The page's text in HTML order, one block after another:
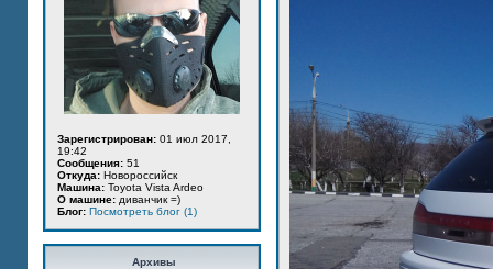
Зарегистрирован: 01 июл 2017,
19:42
Сообщения: 51
Откуда: Новороссийск
Машина: Toyota Vista Ardeo
О машине: диванчик =)
Блог: Посмотреть блог (1)
Архивы